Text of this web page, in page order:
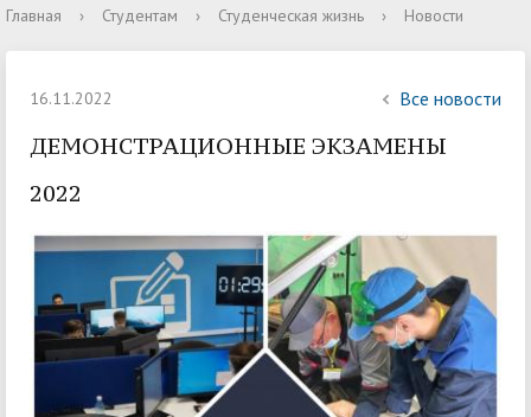
Главная › Студентам › Студенческая жизнь › Новости
16.11.2022 Все новости
ДЕМОНСТРАЦИОННЫЕ ЭКЗАМЕНЫ
2022